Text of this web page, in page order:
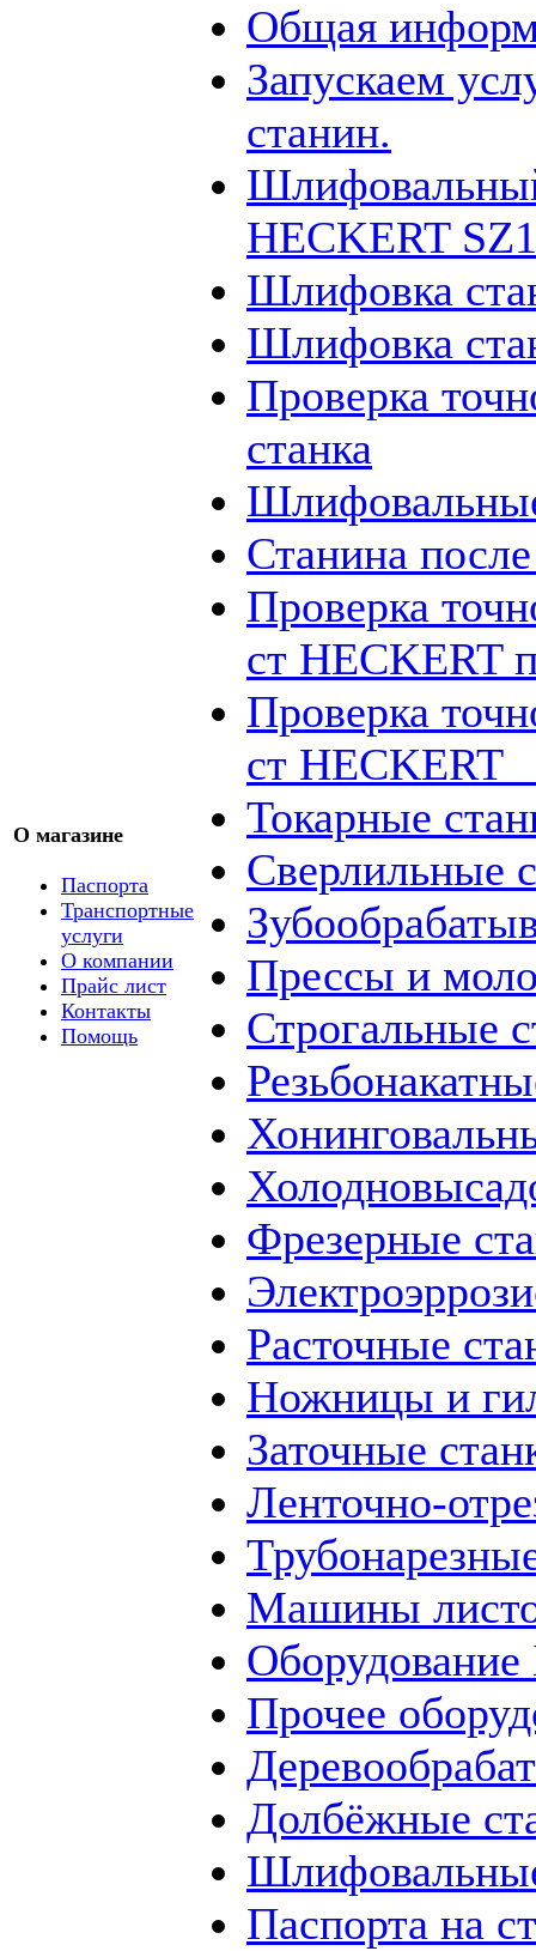
О магазине
Паспорта
Транспортные
услуги
О компании
Прайс лист
Контакты
Помощь
Общая
Запускаем
станин.
HECKERT
Шлифовка
Шлифовка
Проверка
станка
Станина
Проверка
ст HECKERT
Проверка
ст HECKERT
Токарные
Сверлильные
Прессы и
Строгальные
Фрезерные
Расточные
Ножницы и
Заточные
Ленточно-
Машины
Прочее
Долбёжные
Паспорта на